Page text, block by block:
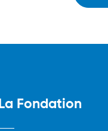
La Fondation